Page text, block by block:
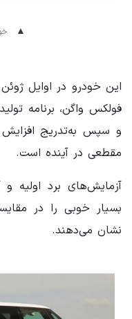
این خودرو در اوایل
مقطعی در آینده است.
آزمایش‌های برد اولیه
بسیار خوبی را در
نشان می‌دهند.